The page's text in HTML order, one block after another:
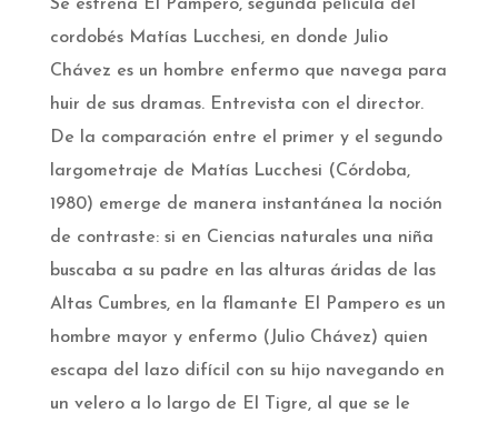
Se estrena El Pampero, segunda película del
cordobés Matías Lucchesi, en donde Julio
Chávez es un hombre enfermo que navega para
huir de sus dramas. Entrevista con el director.
De la comparación entre el primer y el segundo
largometraje de Matías Lucchesi (Córdoba,
1980) emerge de manera instantánea la noción
de contraste: si en Ciencias naturales una niña
buscaba a su padre en las alturas áridas de las
Altas Cumbres, en la flamante El Pampero es un
hombre mayor y enfermo (Julio Chávez) quien
escapa del lazo difícil con su hijo navegando en
un velero a lo largo de El Tigre, al que se le